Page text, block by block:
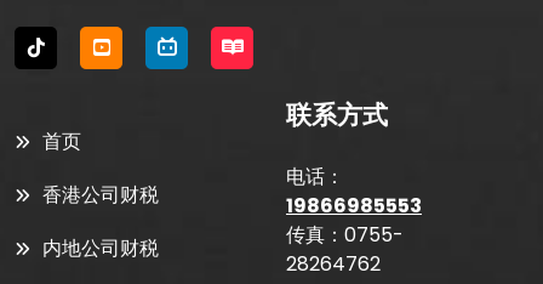
首页
香港公司财税
内地公司财税
联系方式
电话：
19866985553
传真：0755-
28264762